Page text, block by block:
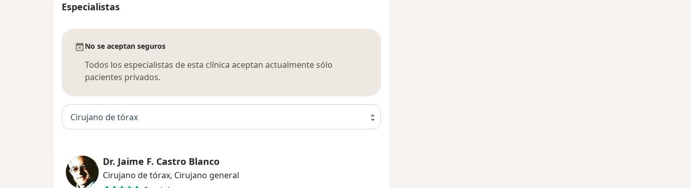
Especialistas
No se aceptan seguros
Todos los especialistas de esta clínica aceptan actualmente sólo
pacientes privados.
Cirujano de tórax
Dr. Jaime F. Castro Blanco
Cirujano de tórax, Cirujano general